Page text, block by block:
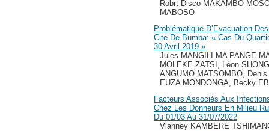
Robrt Disco MAKAMBO
MABOSO
Problématique D’Evacuation
Cite De Bumba: « Cas Du
30 Avril 2019 »
Jules MANGILI MA PANGE
MOLEKE ZATSI, Léon
ANGUMO MATSOMBO,
EUZA MONDONGA, Becky
Facteurs Associés Aux
Chez Les Donneurs En Milieu
Du 01/03 Au 31/07/2022
Vianney KAMBERE